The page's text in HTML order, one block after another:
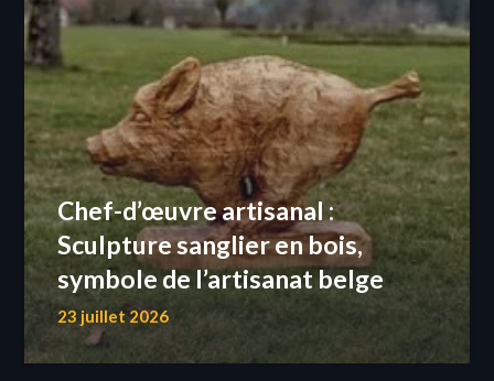
Chef-d’œuvre artisanal :
Sculpture sanglier en bois,
symbole de l’artisanat belge
23 juillet 2026